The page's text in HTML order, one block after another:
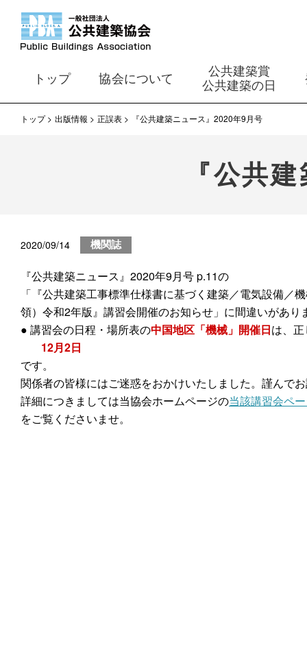
トップ 協会について
公共建築賞
公共建築の日
トップ 出版情報 正誤表 『公共建築ニュース』2020年9月号
『公共
2020/09/14 機関誌
『公共建築ニュース』2020年9月号 p.11の
「『公共建築工事標準仕様書に基づく建築／電気設備／
領）令和2年版』講習会開催のお知らせ」に間違いがあり
● 講習会の日程・場所表の中国地区「機械」開催日は、
12月2日
です。
関係者の皆様にはご迷惑をおかけいたしました。謹んで
詳細につきましては当協会ホームページの当該講習会ペ
をご覧くださいませ。